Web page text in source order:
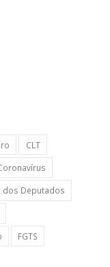
CLT
dos Deputados
FGTS